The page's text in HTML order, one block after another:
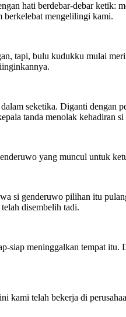
hati berdebar-debar ketik:
berkelebat mengelilingi kami.
tapi, bulu kudukku mulai
seketika. Diganti dengan
tanda menolak kehadiran
yang muncul untuk
si genderuwo pilihan itu
disembelih tadi.
siap meninggalkan tempat
kami telah bekerja di